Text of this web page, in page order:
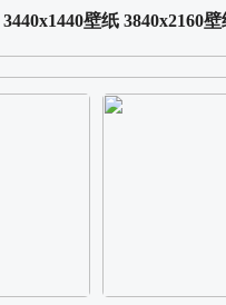
3440x1440壁纸 3840x2160壁